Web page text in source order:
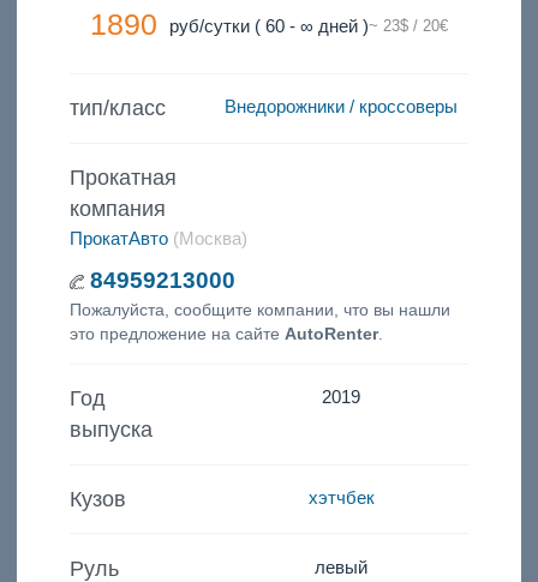
1890 руб/сутки ( 60 - ∞ дней )~ 23$ / 20€
тип/класс Внедорожники / кроссоверы
Прокатная
компания
ПрокатАвто(Москва)
84959213000
Пожалуйста, сообщите компании, что вы нашли
это предложение на сайте AutoRenter.
Год
выпуска
2019
Кузов хэтчбек
Руль левый